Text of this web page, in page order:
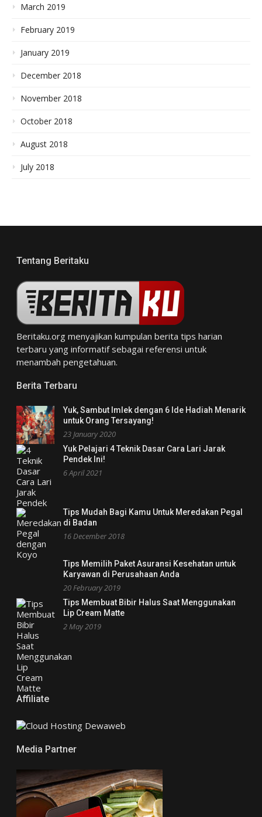
March 2019
February 2019
January 2019
December 2018
November 2018
October 2018
August 2018
July 2018
Tentang Beritaku
Beritaku.orgmenyajikan kumpulan berita tips harian
terbaru yang informatif sebagai referensi untuk
menambah pengetahuan.
Berita Terbaru
Yuk, Sambut Imlek dengan 6 Ide Hadiah Menarik
untuk Orang Tersayang!
23 January 2020
Yuk Pelajari 4 Teknik Dasar Cara Lari Jarak
Pendek Ini!
6 April 2021
Tips Mudah Bagi Kamu Untuk Meredakan Pegal
di Badan
16 December 2018
Tips Memilih Paket Asuransi Kesehatan untuk
Karyawan di Perusahaan Anda
20 February 2019
Tips Membuat Bibir Halus Saat Menggunakan
Lip Cream Matte
2 May 2019
Affiliate
Media Partner